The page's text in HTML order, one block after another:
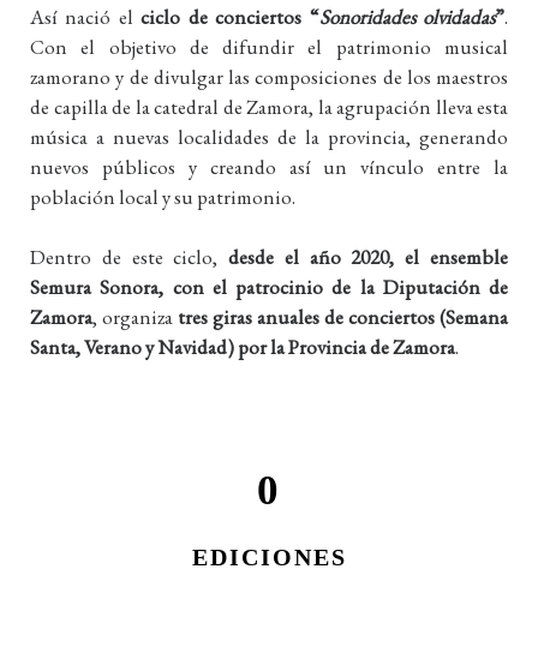
Así nació elciclo de conciertos “Sonoridades olvidadas”.
Con el objetivo de difundir el patrimonio musical
zamorano y de divulgar las composiciones de los maestros
de capilla de la catedral de Zamora, la agrupación lleva esta
música a nuevas localidades de la provincia, generando
nuevos públicos y creando así un vínculo entre la
población local y su patrimonio.
Dentro de este ciclo,desde el año 2020, el ensemble
Semura Sonora, con el patrocinio de la Diputación de
Zamora, organiza tres giras anuales de conciertos (Semana
Santa, Verano y Navidad) por la Provincia de Zamora.
0
EDICIONES